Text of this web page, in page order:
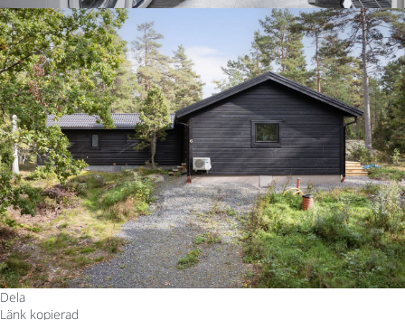
Dela
Länk kopierad